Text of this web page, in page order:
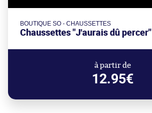
BOUTIQUE SO - CHAUSSETTES
Chaussettes "J'aurais dû percer"
à partir de
12.95€